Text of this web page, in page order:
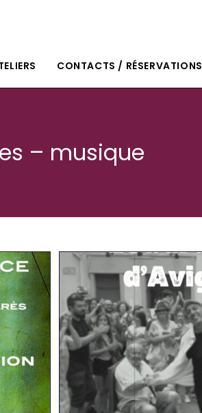
CONTACTS / RÉSERVATIONS
– musique